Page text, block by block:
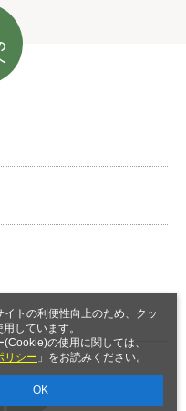
イトの利便性向上のため、クッ
しています。
の使用に関しては、
リシー 」をお読みください。
OK